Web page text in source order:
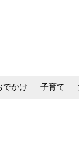
でかけ 子育て